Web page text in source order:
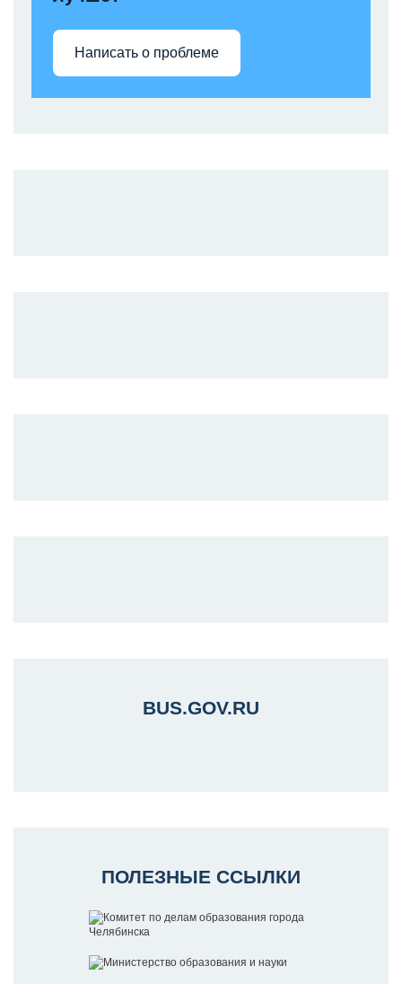
Написать о проблеме
BUS.GOV.RU
ПОЛЕЗНЫЕ ССЫЛКИ